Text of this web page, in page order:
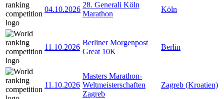
04.10.2026
28. Generali Köln
Marathon
Köln
11.10.2026
Berliner Morgenpost
Great 10K
Berlin
11.10.2026
Masters Marathon-
Weltmeisterschaften
Zagreb
Zagreb (Kroatien)